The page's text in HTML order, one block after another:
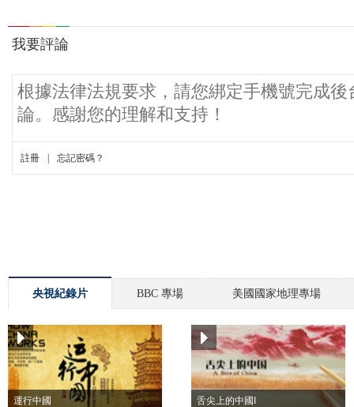
央視紀錄片 BBC 專場 美國國家地理專場
運行中國 舌尖上的中國I